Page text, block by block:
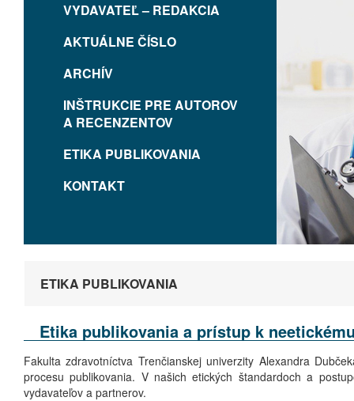
VYDAVATEĽ – REDAKCIA
AKTUÁLNE ČÍSLO
ARCHÍV
INŠTRUKCIE PRE AUTOROV
A RECENZENTOV
ETIKA PUBLIKOVANIA
KONTAKT
ETIKA PUBLIKOVANIA
Etika publikovania a prístup k
Fakulta zdravotníctva Trenčianskej univerzity Alexandra
procesu publikovania. V našich etických štandardoch a
vydavateľov a partnerov.